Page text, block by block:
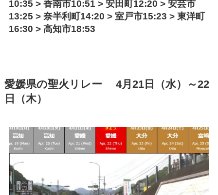
10:35 > 香南市10:51 > 安田町12:20 > 安芸市
13:25 > 奈半利町14:20 > 室戸市15:23 > 東洋町
16:30 > 高知市18:53
愛媛県の聖火リレー 4月21日（水）～22
日（木）